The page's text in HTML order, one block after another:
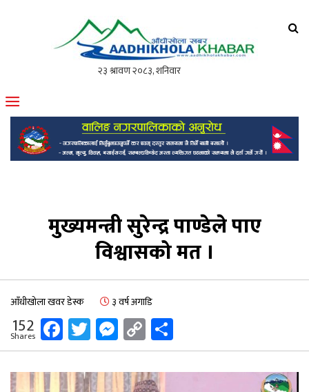
मोफसलकै लोकप्रिय अनलाइन पत्रिका
मुख्यमन्त्री सुरेन्द्र पाण्डेले पाए
विश्वासको मत ।
आँधीखोला खवर डेस्क ३ वर्ष अगाडि
152
Shares Facebook
Twitter
Messenger
Copy
Link